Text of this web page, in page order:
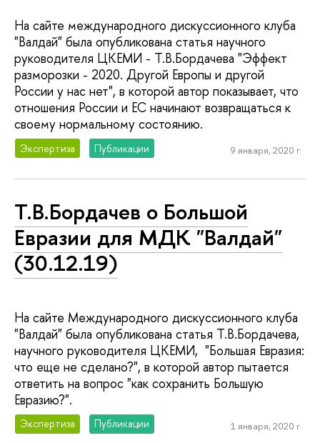
На сайте международного дискуссионного клуба
"Валдай" была опубликована статья научного
руководителя ЦКЕМИ - Т.В.Бордачева "Эффект
разморозки - 2020. Другой Европы и другой
России у нас нет", в которой автор показывает, что
отношения России и ЕС начинают возвращаться к
своему нормальному состоянию.
Экспертиза Публикации 9 января, 2020 г.
Т.В.Бордачев о Большой
Евразии для МДК "Валдай"
(30.12.19)
На сайте Международного дискуссионного клуба
"Валдай" была опубликована статья Т.В.Бордачева,
научного руководителя ЦКЕМИ, "Большая Евразия:
что еще не сделано?", в которой автор пытается
ответить на вопрос "как сохранить Большую
Евразию?".
Экспертиза Публикации 1 января, 2020 г.